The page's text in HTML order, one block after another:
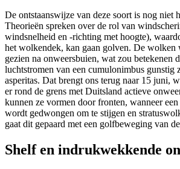
De ontstaanswijze van deze soort is nog niet
Theorieën spreken over de rol van
windsnelheid en -richting met hoogte),
het wolkendek, kan gaan golven. De wolken
gezien na onweersbuien, wat zou betekenen
luchtstromen van een cumulonimbus gunstig
asperitas. Dat brengt ons terug naar 15 juni,
er rond de grens met Duitsland actieve
kunnen ze vormen door fronten, wanneer een
wordt gedwongen om te stijgen en
gaat dit gepaard met een golfbeweging van
Shelf en indrukwekkende